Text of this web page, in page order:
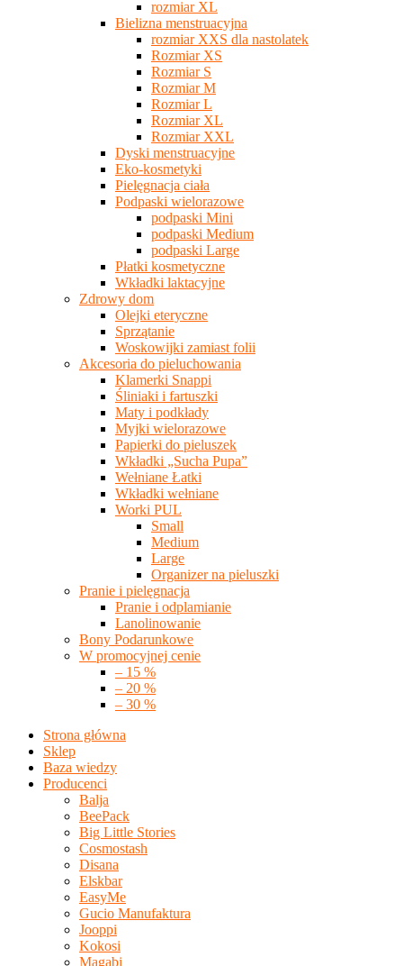
rozmiar XL
Bielizna menstruacyjna
rozmiar XXS dla nastolatek
Rozmiar XS
Rozmiar S
Rozmiar M
Rozmiar L
Rozmiar XL
Rozmiar XXL
Dyski menstruacyjne
Eko-kosmetyki
Pielęgnacja ciała
Podpaski wielorazowe
podpaski Mini
podpaski Medium
podpaski Large
Płatki kosmetyczne
Wkładki laktacyjne
Zdrowy dom
Olejki eteryczne
Sprzątanie
Woskowijki zamiast folii
Akcesoria do pieluchowania
Klamerki Snappi
Śliniaki i fartuszki
Maty i podkłady
Myjki wielorazowe
Papierki do pieluszek
Wkładki „Sucha Pupa”
Wełniane Łatki
Wkładki wełniane
Worki PUL
Small
Medium
Large
Organizer na pieluszki
Pranie i pielęgnacja
Pranie i odplamianie
Lanolinowanie
Bony Podarunkowe
W promocyjnej cenie
– 15 %
– 20 %
– 30 %
Strona główna
Sklep
Baza wiedzy
Producenci
Balja
BeePack
Big Little Stories
Cosmostash
Disana
Elskbar
EasyMe
Gucio Manufaktura
Jooppi
Kokosi
Magabi